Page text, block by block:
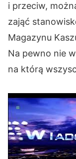
i przeciw,
zająć
Magazynu
Na pewno nie
na którą